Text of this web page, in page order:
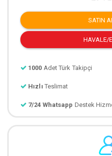
SATIN AL
HAVALE/
1000 Adet Türk Takipçi
Hızlı Teslimat
7/24 Whatsapp